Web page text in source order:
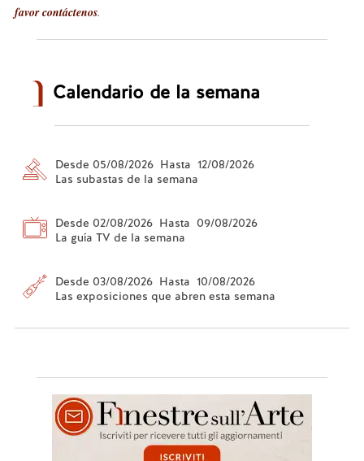
favor contáctenos.
Calendario de la semana
Desde 05/08/2026 Hasta 12/08/2026
Las subastas de la semana
Desde 02/08/2026 Hasta 09/08/2026
La guía TV de la semana
Desde 03/08/2026 Hasta 10/08/2026
Las exposiciones que abren esta semana